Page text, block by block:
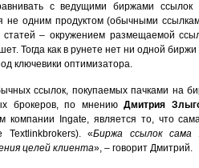
с ведущими биржами
не одним продуктом (обычными
статей – окружением размещаемой
Тогда как в рунете нет ни одной
ключевики оптимизатора.
ссылок, покупаемых пачками на
брокеров, по мнениюДмитрия
компании Ingate, является то, что
Textlinkbrokers). «Биржа ссылок
целей клиента», – говорит Дмитрий.